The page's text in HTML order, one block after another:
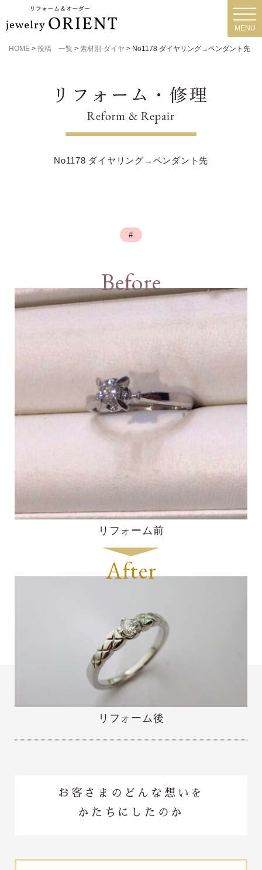
MENU
HOME > 投稿 一覧 > 素材別-ダイヤ > No1178 ダイヤリング→ペンダント先
No1178 ダイヤリング→ペンダント先
#
Before
リフォーム前
After
リフォーム後
お客さまのどんな想いを
かたちにしたのか